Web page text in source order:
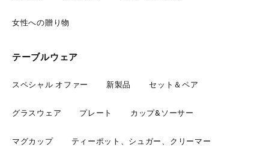
女性への贈り物
テーブルウェア
スペシャル オファー 新製品 セット＆ペア
グラスウェア プレート カップ&ソーサー
マグカップ ティーポット、シュガー、クリーマー